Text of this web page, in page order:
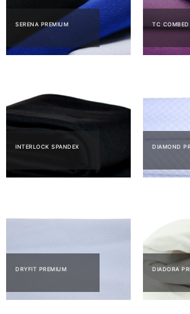
SERENA PREMIUM TC
INTERLOCK SPANDEX DIAMOND
DRYFIT PREMIUM DIADORA